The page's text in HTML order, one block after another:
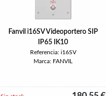
Fanvil i16SV Videoportero SIP
IP65 IK10
Referencia: i16SV
Marca: FANVIL